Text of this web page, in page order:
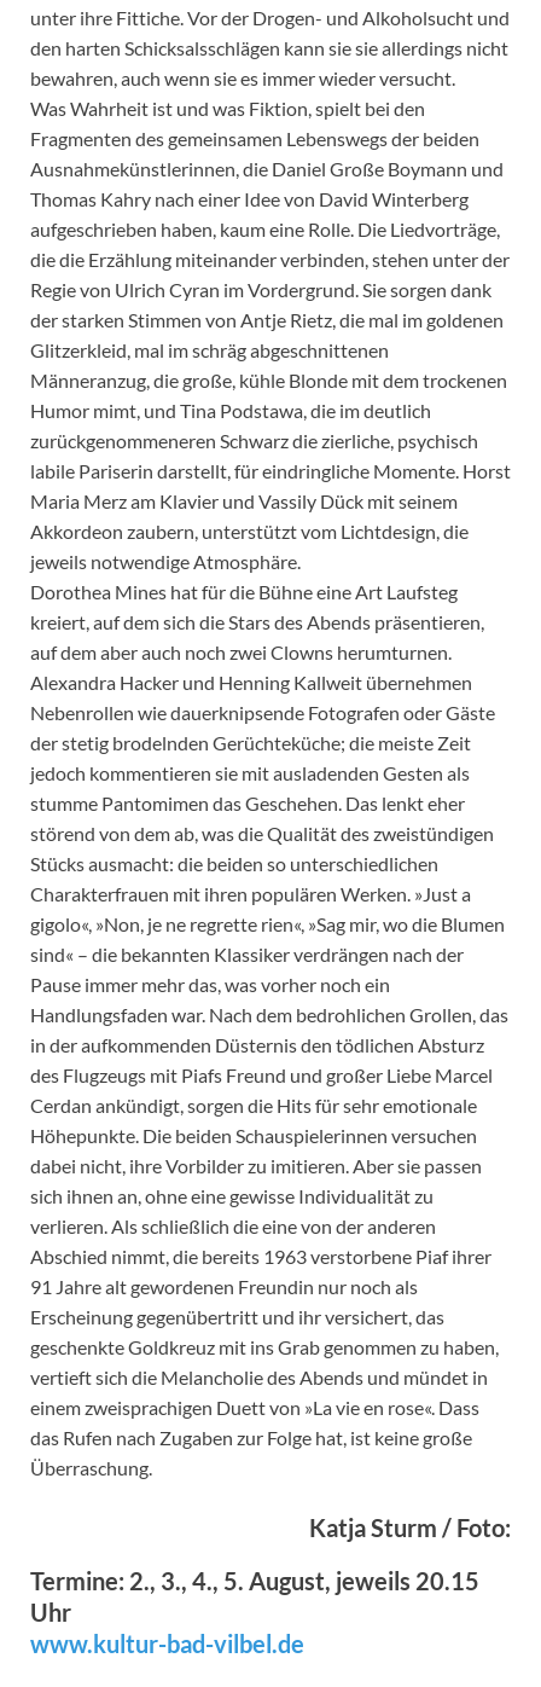
unter ihre Fittiche. Vor der Drogen- und Alkoholsucht und
den harten Schicksalsschlägen kann sie sie allerdings nicht
bewahren, auch wenn sie es immer wieder versucht.
Was Wahrheit ist und was Fiktion, spielt bei den
Fragmenten des gemeinsamen Lebenswegs der beiden
Ausnahmekünstlerinnen, die Daniel Große Boymann und
Thomas Kahry nach einer Idee von David Winterberg
aufgeschrieben haben, kaum eine Rolle. Die Liedvorträge,
die die Erzählung miteinander verbinden, stehen unter der
Regie von Ulrich Cyran im Vordergrund. Sie sorgen dank
der starken Stimmen von Antje Rietz, die mal im goldenen
Glitzerkleid, mal im schräg abgeschnittenen
Männeranzug, die große, kühle Blonde mit dem trockenen
Humor mimt, und Tina Podstawa, die im deutlich
zurückgenommeneren Schwarz die zierliche, psychisch
labile Pariserin darstellt, für eindringliche Momente. Horst
Maria Merz am Klavier und Vassily Dück mit seinem
Akkordeon zaubern, unterstützt vom Lichtdesign, die
jeweils notwendige Atmosphäre.
Dorothea Mines hat für die Bühne eine Art Laufsteg
kreiert, auf dem sich die Stars des Abends präsentieren,
auf dem aber auch noch zwei Clowns herumturnen.
Alexandra Hacker und Henning Kallweit übernehmen
Nebenrollen wie dauerknipsende Fotografen oder Gäste
der stetig brodelnden Gerüchteküche; die meiste Zeit
jedoch kommentieren sie mit ausladenden Gesten als
stumme Pantomimen das Geschehen. Das lenkt eher
störend von dem ab, was die Qualität des zweistündigen
Stücks ausmacht: die beiden so unterschiedlichen
Charakterfrauen mit ihren populären Werken. »Just a
gigolo«, »Non, je ne regrette rien«, »Sag mir, wo die Blumen
sind« – die bekannten Klassiker verdrängen nach der
Pause immer mehr das, was vorher noch ein
Handlungsfaden war. Nach dem bedrohlichen Grollen, das
in der aufkommenden Düsternis den tödlichen Absturz
des Flugzeugs mit Piafs Freund und großer Liebe Marcel
Cerdan ankündigt, sorgen die Hits für sehr emotionale
Höhepunkte. Die beiden Schauspielerinnen versuchen
dabei nicht, ihre Vorbilder zu imitieren. Aber sie passen
sich ihnen an, ohne eine gewisse Individualität zu
verlieren. Als schließlich die eine von der anderen
Abschied nimmt, die bereits 1963 verstorbene Piaf ihrer
91 Jahre alt gewordenen Freundin nur noch als
Erscheinung gegenübertritt und ihr versichert, das
geschenkte Goldkreuz mit ins Grab genommen zu haben,
vertieft sich die Melancholie des Abends und mündet in
einem zweisprachigen Duett von »La vie en rose«. Dass
das Rufen nach Zugaben zur Folge hat, ist keine große
Überraschung.
Katja Sturm / Foto:
Termine: 2., 3., 4., 5. August, jeweils 20.15
Uhr
www.kultur-bad-vilbel.de